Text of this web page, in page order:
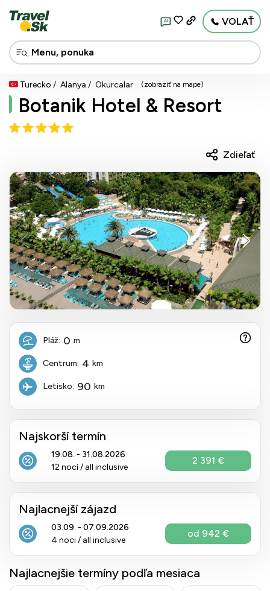
AI VOLAŤ
Turecko Alanya Okurcalar (zobraziť na mape)
Botanik Hotel & Resort
Zdieľať
Pláž: 0 m
Centrum: 4 km
Letisko: 90 km
Najskorší termín
19.08. - 31.08.2026
12 nocí / all inclusive
2 391 €
Najlacnejší zájazd
03.09. - 07.09.2026
4 noci / all inclusive
od 942 €
Najlacnejšie termíny podľa mesiaca